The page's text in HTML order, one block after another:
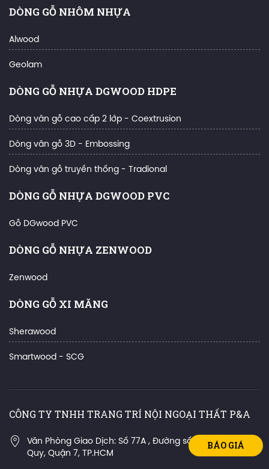
DÒNG GỖ NHÔM NHỰA
Alwood
Geolam
DÒNG GỖ NHỰA DGWOOD HDPE
Dòng vân gỗ cao cấp 2 lớp - Coextrusion
Dòng vân gỗ 3D - Embossing
Dòng vân gỗ truyền thống - Tradional
DÒNG GỖ NHỰA DGWOOD PVC
Gỗ DGwood PVC
DÒNG GỖ NHỰA ZENWOOD
Zenwood
DÒNG GỖ XI MĂNG
Sherawood
Smartwood - SCG
CÔNG TY TNHH TRANG TRÍ NỘI NGOẠI THẤT P&A
Văn Phòng Giao Dịch: Số 77A , Đường số 77, Phường Tân
Quy, Quận 7, TP.HCM
BÁO GIÁ